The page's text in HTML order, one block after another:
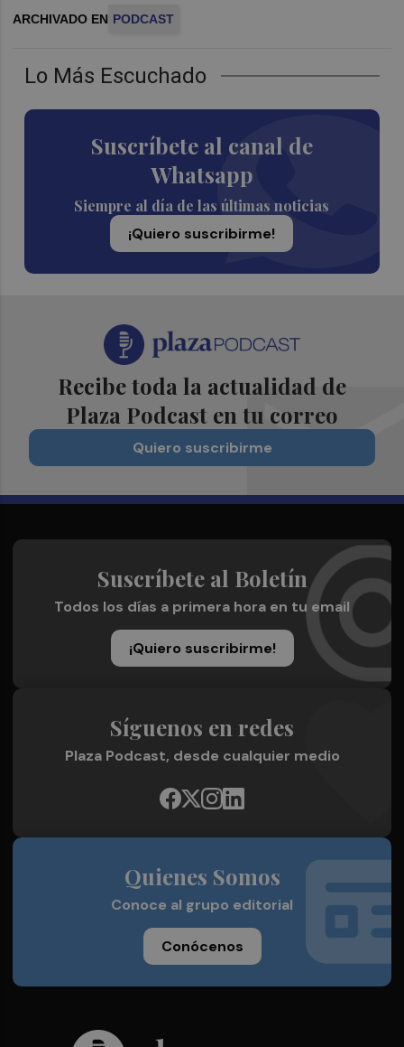
Lo Más Escuchado
Suscríbete al canal de
Whatsapp
Siempre al día de las últimas noticias
¡Quiero suscribirme!
ARCHIVADO EN PODCAST
Recibe toda la actualidad de
Plaza Podcast en tu correo
Quiero suscribirme
Suscríbete al Boletín
Todos los días a primera hora en tu email
¡Quiero suscribirme!
Síguenos en redes
Plaza Podcast, desde cualquier medio
Quienes Somos
Conoce al grupo editorial
Conócenos